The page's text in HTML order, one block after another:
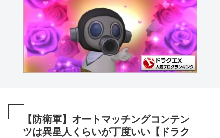
【防衛軍】オートマッチングコンテン
ツは異星人くらいが丁度いい【ドラク